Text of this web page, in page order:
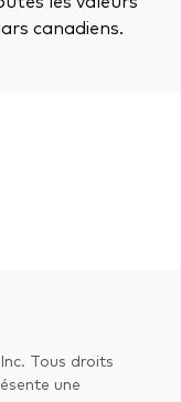
canadiens.
Tous droits
une